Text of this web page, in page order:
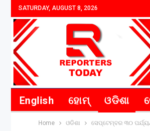
SATURDAY, AUGUST 8, 2026
English ହୋମ୍ ଓଡିଶା
Home ଓଡିଶା ସେପ୍ଟେମ୍ବର ୩୦